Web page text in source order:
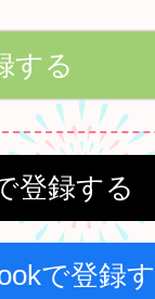
登録する
で登録